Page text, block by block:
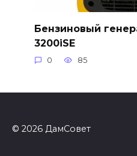
Бензиновый
3200iSE
0 85
© 2026 ДамСовет